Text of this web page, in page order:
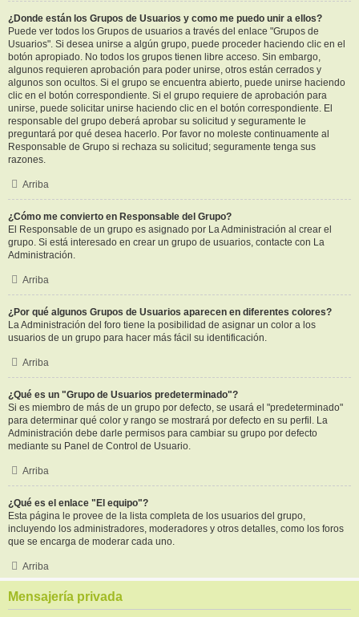
¿Donde están los Grupos de Usuarios y como me puedo unir a ellos?
Puede ver todos los Grupos de usuarios a través del enlace "Grupos de
Usuarios". Si desea unirse a algún grupo, puede proceder haciendo clic en el
botón apropiado. No todos los grupos tienen libre acceso. Sin embargo,
algunos requieren aprobación para poder unirse, otros están cerrados y
algunos son ocultos. Si el grupo se encuentra abierto, puede unirse haciendo
clic en el botón correspondiente. Si el grupo requiere de aprobación para
unirse, puede solicitar unirse haciendo clic en el botón correspondiente. El
responsable del grupo deberá aprobar su solicitud y seguramente le
preguntará por qué desea hacerlo. Por favor no moleste continuamente al
Responsable de Grupo si rechaza su solicitud; seguramente tenga sus
razones.
Arriba
¿Cómo me convierto en Responsable del Grupo?
El Responsable de un grupo es asignado por La Administración al crear el
grupo. Si está interesado en crear un grupo de usuarios, contacte con La
Administración.
Arriba
¿Por qué algunos Grupos de Usuarios aparecen en diferentes colores?
La Administración del foro tiene la posibilidad de asignar un color a los
usuarios de un grupo para hacer más fácil su identificación.
Arriba
¿Qué es un "Grupo de Usuarios predeterminado"?
Si es miembro de más de un grupo por defecto, se usará el "predeterminado"
para determinar qué color y rango se mostrará por defecto en su perfil. La
Administración debe darle permisos para cambiar su grupo por defecto
mediante su Panel de Control de Usuario.
Arriba
¿Qué es el enlace "El equipo"?
Esta página le provee de la lista completa de los usuarios del grupo,
incluyendo los administradores, moderadores y otros detalles, como los foros
que se encarga de moderar cada uno.
Arriba
Mensajería privada